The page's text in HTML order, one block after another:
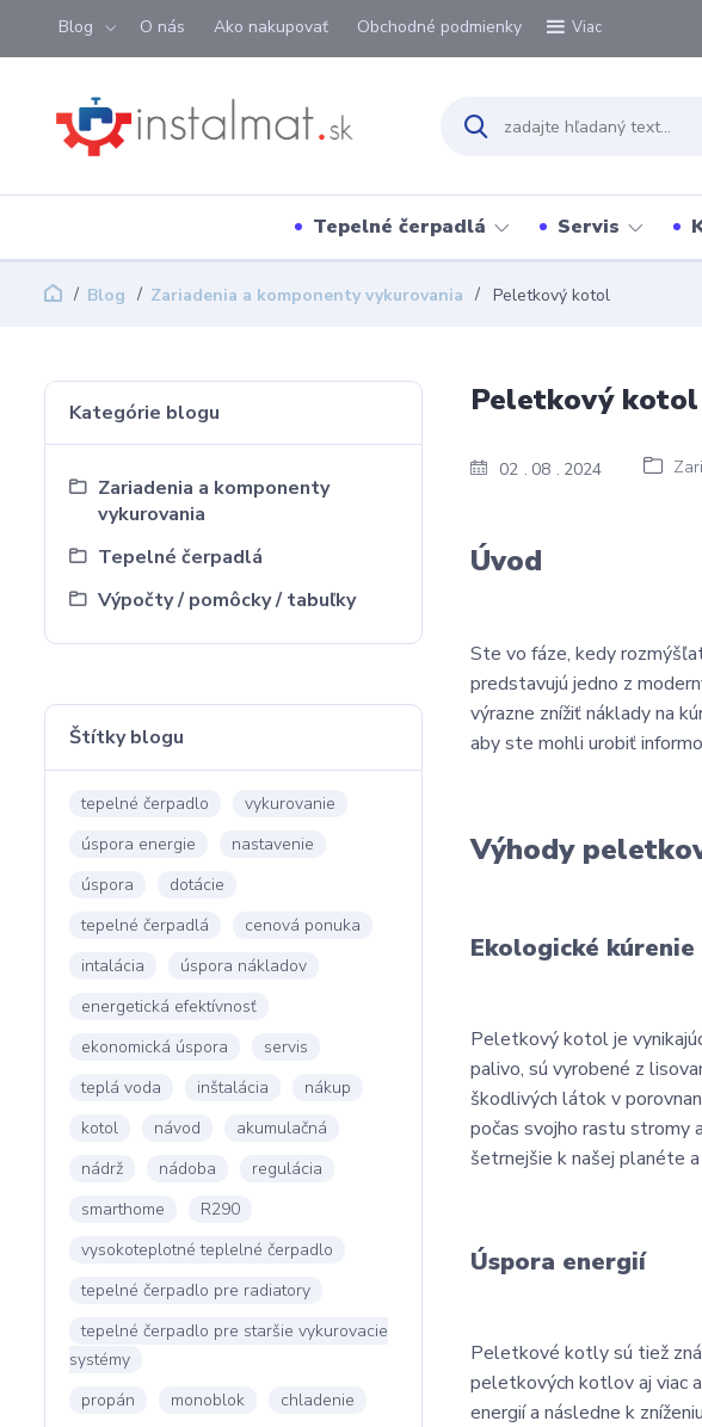
Blog O nás Ako nakupovať Obchodné podmienky Viac
Tepelné čerpadlá Servis
Blog Zariadenia a komponenty vykurovania Peletkový kotol
Kategórie blogu
Zariadenia a komponenty
vykurovania
Tepelné čerpadlá
Výpočty / pomôcky / tabuľky
Štítky blogu
tepelné čerpadlo
vykurovanie
úspora energie
nastavenie
úspora
dotácie
tepelné čerpadlá
cenová ponuka
intalácia
úspora nákladov
energetická efektívnosť
ekonomická úspora
servis
teplá voda
inštalácia
nákup
kotol
návod
akumulačná
nádrž
nádoba
regulácia
smarthome
R290
vysokoteplotné teplelné čerpadlo
tepelné čerpadlo pre radiatory
tepelné čerpadlo pre staršie vykurovacie
systémy
propán
monoblok
chladenie
02 08 2024
Peletkový kotol
Úvod
Ste vo fáze, kedy
predstavujú jedno z
výrazne znížiť náklady na
aby ste mohli urobiť
Výhody
Ekologické kúrenie
Peletkový kotol je
palivo, sú vyrobené z
škodlivých látok v
počas svojho rastu stromy
šetrnejšie k našej planéte
Úspora energií
Peletkové kotly sú tiež
peletkových kotlov aj viac
energií a následne k